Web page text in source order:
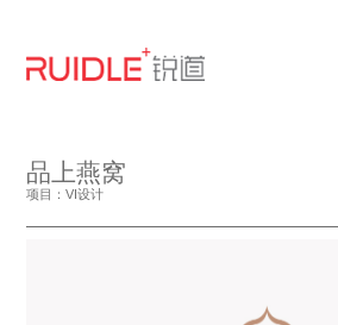
品上燕窝
项目：VI设计